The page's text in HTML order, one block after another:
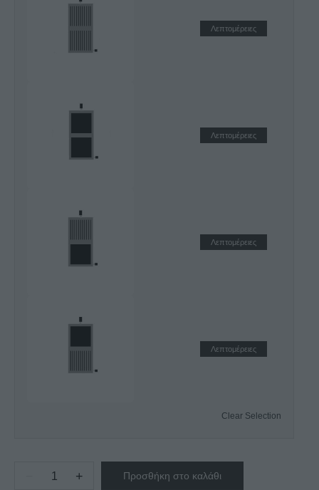
Λεπτομέρειες
Λεπτομέρειες
Λεπτομέρειες
Λεπτομέρειες
Clear Selection
ΗΛΕΚΤΡΙΚΗ+ Προσθήκη στο καλάθι